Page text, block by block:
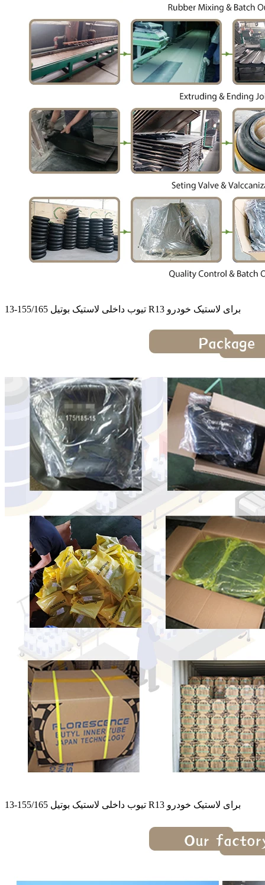
تیوب داخلی لاستیک بوتیل 155/165-13 R13 برای لاستیک خودرو
تیوب داخلی لاستیک بوتیل 155/165-13 R13 برای لاستیک خودرو